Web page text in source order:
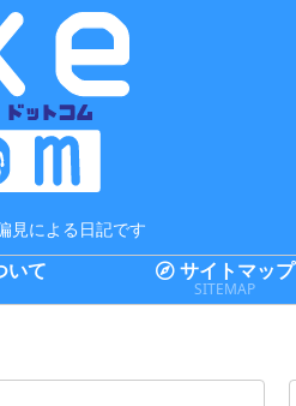
見による日記です
いて サイトマップ
SITEMAP